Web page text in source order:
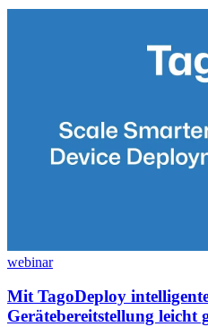
webinar
Mit TagoDeploy
Gerätebereitstellung leicht